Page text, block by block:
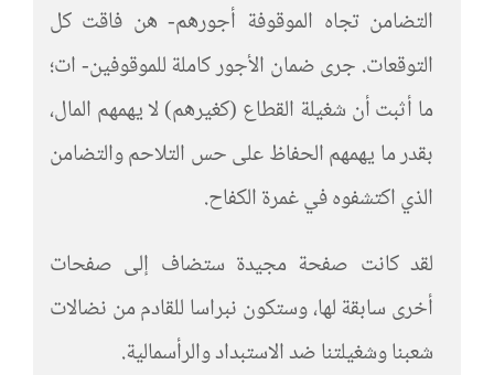
التضامن تجاه الموقوفة أجورهم- هن فاقت كل
التوقعات. جرى ضمان الأجور كاملة للموقوفين- ات؛
ما أثبت أن شغيلة القطاع (كغيرهم) لا يهمهم المال،
بقدر ما يهمهم الحفاظ على حس التلاحم والتضامن
الذي اكتشفوه في غمرة الكفاح.
لقد كانت صفحة مجيدة ستضاف إلى صفحات
أخرى سابقة لها، وستكون نبراسا للقادم من نضالات
شعبنا وشغيلتنا ضد الاستبداد والرأسمالية.